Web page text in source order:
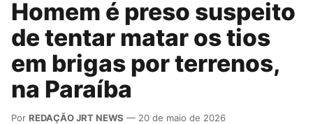
Homem é preso suspeito
de tentar matar os tios
em brigas por terrenos,
na Paraíba
Por REDAÇÃO JRT NEWS — 20 de maio de 2026